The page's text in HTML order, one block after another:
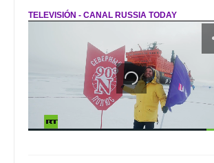
TELEVISIÓN - CANAL RUSSIA TODAY